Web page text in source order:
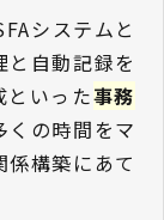
システムと
自動記録を
といった事務
くの時間をマ
構築にあて